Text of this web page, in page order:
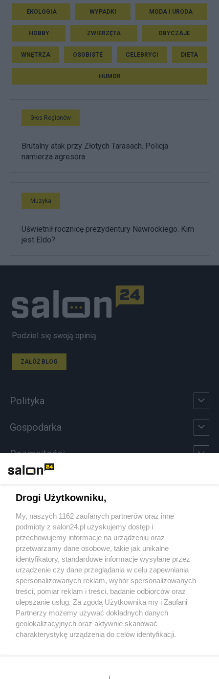
EKOLOGIA WYPADKI MODA I URODA
HOBBY ZWIERZĘTA OBYCZAJE
WNĘTRZA OSOBISTE CELEBRYCI DIETA
HUMOR
Głos Regionów
Brutalny atak przy Złotych Tarasach. Policja
namierza agresora
Muzyka
Uświetnił rocznicę prezydentury Nawrockiego. Kim
jest Eldo?
Podziel się swoją opinią
ZAŁÓŻ BLOG
Polityka
Gospodarka
Rozmaitości
Sport
Społeczeństwo
Kultura
X Facebook Instagram Youtube
Drogi Użytkowniku,
My, naszych 1162 zaufanych partnerów oraz inne
podmioty z salon24.pl uzyskujemy dostęp i
przechowujemy informacje na urządzeniu oraz
przetwarzamy dane osobowe, takie jak unikalne
identyfikatory, standardowe informacje wysyłane przez
urządzenie czy dane przeglądania w celu zapewniania
spersonalizowanych reklam, wybór spersonalizowanych
treści, pomiar reklam i treści, badanie odbiorców oraz
ulepszanie usług. Za zgodą Użytkownika my i Zaufani
Partnerzy możemy używać dokładnych danych
geolokalizacyjnych oraz aktywnie skanować
charakterystykę urządzenia do celów identyfikacji.
zmienić/wycofać klikając przycisk ustawień prywatności